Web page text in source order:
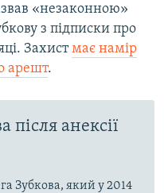
«незаконною»
з підписки про
Захистмає намір
арешт.
після анексії
Зубкова, який у 2014